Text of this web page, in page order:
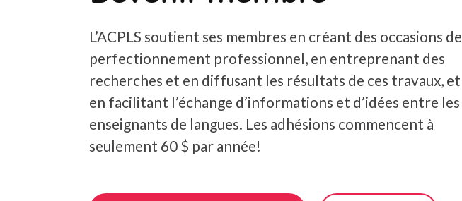
L’ACPLS soutient ses membres en créant des occasions de
perfectionnement professionnel, en entreprenant des
recherches et en diffusant les résultats de ces travaux, et
en facilitant l’échange d’informations et d’idées entre les
enseignants de langues. Les adhésions commencent à
seulement 60 $ par année!